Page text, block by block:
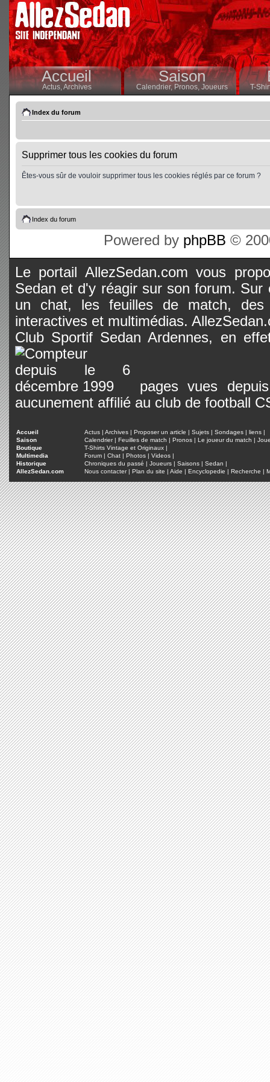
Accueil
Actus,Archives
Saison
Calendrier,Pronos, Joueurs T-
Index du forum
Supprimer tous les cookies du forum
Êtes-vous sûr de vouloir supprimer tous les cookies réglés par ce forum ?
Index du forum
Powered by phpBB ©
Le portail AllezSedan.com vous
Sedan et d'y réagir sur son forum.
un chat, les feuilles de match, des
interactives et multimédias.
Club Sportif Sedan Ardennes, en
pages vues
aucunement affilié au club de football
Accueil Actus | Archives | Proposer un article | Sujets | Sondages | liens |
Saison
Calendrier| Feuilles de match | Pronos | Le joueur du match |
Boutique
T-Shirts Vintage et Originaux |
Multimedia
Forum | Chat | Photos | Videos |
Historique
Chroniques du passé | Joueurs | Saisons | Sedan |
AllezSedan.com
Nous contacter| Plan du site | Aide | Encyclopedie | Recherche |